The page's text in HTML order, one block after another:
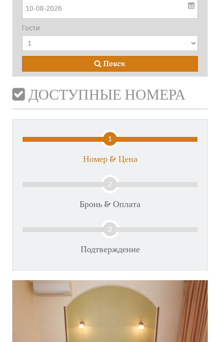
10-08-2026
Гости
Поиск
ДОСТУПНЫЕ НОМЕРА
1
Номер & Цена
2
Бронь & Оплата
3
Подтверждение